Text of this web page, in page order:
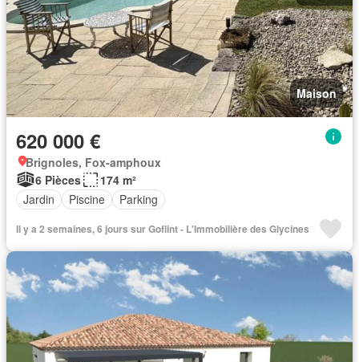
Maison
620 000 €
Brignoles, Fox-amphoux
6 Pièces
174 m²
Jardin
Piscine Parking
Il y a 2 semaines, 6 jours sur Goflint - L'Immobilière des Glycines